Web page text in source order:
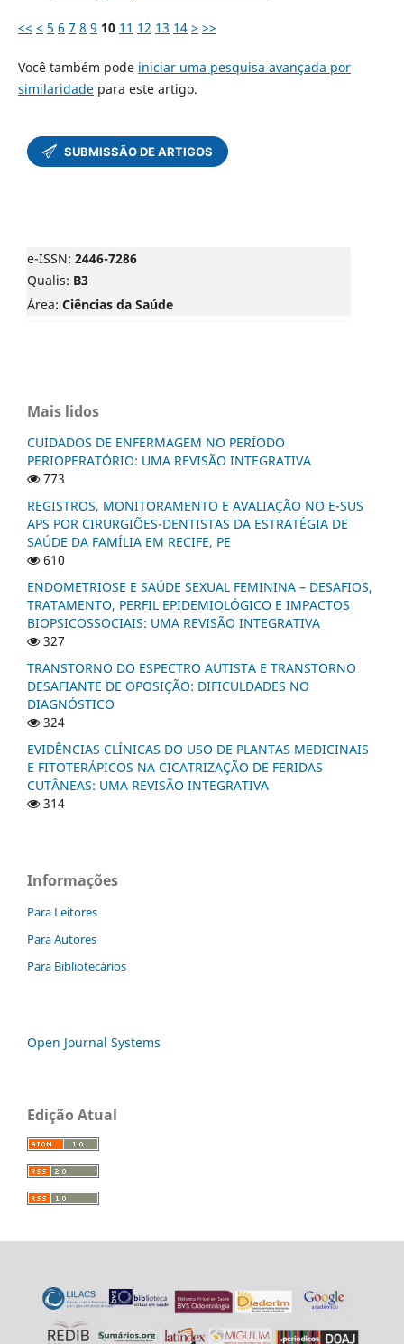
<< < 5 6 7 8 9 10 11 12 13 14 > >>
Você também pode iniciar uma pesquisa avançada por
similaridadepara este artigo.
e-ISSN: 2446-7286
Qualis: B3
Área: Ciências da Saúde
Mais lidos
CUIDADOS DE ENFERMAGEM NO PERÍODO
PERIOPERATÓRIO: UMA REVISÃO INTEGRATIVA
773
REGISTROS, MONITORAMENTO E AVALIAÇÃO NO E-SUS
APS POR CIRURGIÕES-DENTISTAS DA ESTRATÉGIA DE
SAÚDE DA FAMÍLIA EM RECIFE, PE
610
ENDOMETRIOSE E SAÚDE SEXUAL FEMININA – DESAFIOS,
TRATAMENTO, PERFIL EPIDEMIOLÓGICO E IMPACTOS
BIOPSICOSSOCIAIS: UMA REVISÃO INTEGRATIVA
327
TRANSTORNO DO ESPECTRO AUTISTA E TRANSTORNO
DESAFIANTE DE OPOSIÇÃO: DIFICULDADES NO
DIAGNÓSTICO
324
EVIDÊNCIAS CLÍNICAS DO USO DE PLANTAS MEDICINAIS
E FITOTERÁPICOS NA CICATRIZAÇÃO DE FERIDAS
CUTÂNEAS: UMA REVISÃO INTEGRATIVA
314
Informações
Para Leitores
Para Autores
Para Bibliotecários
Open Journal Systems
Edição Atual